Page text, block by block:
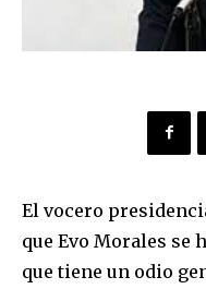
El vocero
que Evo Morales se
que tiene un odio